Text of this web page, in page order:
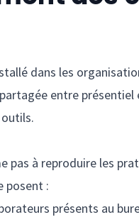
dans les
entre
pas à reproduire les
posent :
présents au